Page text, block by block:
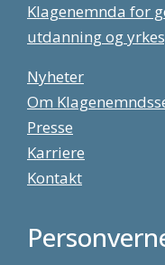
Klagenemnda for
utdanning og
Nyheter
Om
Presse
Karriere
Kontakt